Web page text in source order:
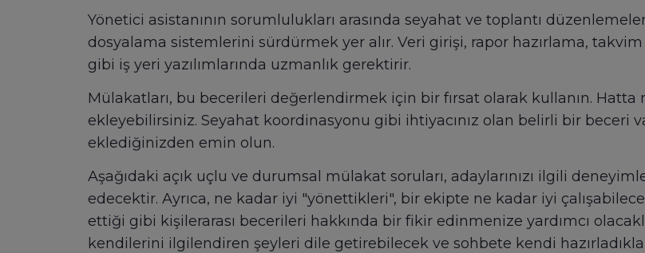
Yönetici asistanının sorumlulukları arasında seyahat ve toplantı
dosyalama sistemlerini sürdürmek yer alır. Veri girişi, rapor hazırlama,
gibi iş yeri yazılımlarında uzmanlık gerektirir.
Mülakatları, bu becerileri değerlendirmek için bir fırsat olarak kullanın.
ekleyebilirsiniz. Seyahat koordinasyonu gibi ihtiyacınız olan belirli bir beceri
eklediğinizden emin olun.
Aşağıdaki açık uçlu ve durumsal mülakat soruları, adaylarınızı ilgili
edecektir. Ayrıca, ne kadar iyi "yönettikleri", bir ekipte ne kadar iyi
ettiği gibi kişilerarası becerileri hakkında bir fikir edinmenize yardımcı
kendilerini ilgilendiren şeyleri dile getirebilecek ve sohbete kendi